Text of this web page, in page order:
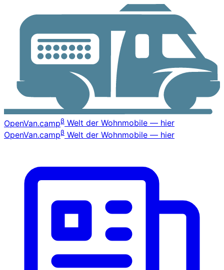
OpenVan.campβ Welt der Wohnmobile — hier
OpenVan.campβ Welt der Wohnmobile — hier